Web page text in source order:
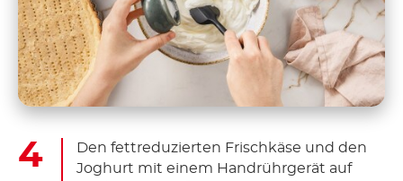
Den fettreduzierten Frischkäse und den
Joghurt mit einem Handrührgerät auf